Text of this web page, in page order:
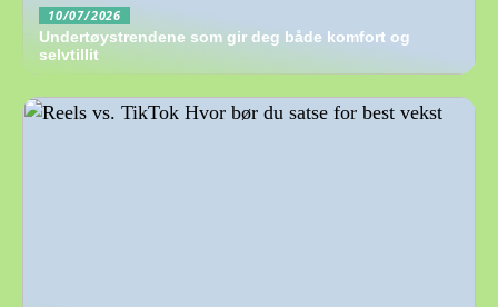
10/07/2026
Undertøystrendene som gir deg både komfort og
selvtillit